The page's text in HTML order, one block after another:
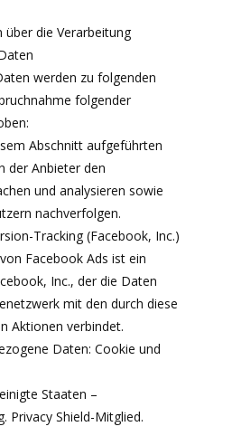
über die Verarbeitung
werden zu folgenden
folgender
Abschnitt aufgeführten
der Anbieter den
und analysieren sowie
nachverfolgen.
Tracking (Facebook, Inc.)
Facebook Ads ist ein
Inc., der die Daten
mit den durch diese
Aktionen verbindet.
Daten: Cookie und
Staaten –
Privacy Shield-Mitglied.